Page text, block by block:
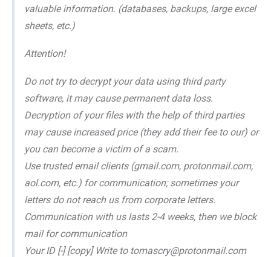
valuable information. (databases, backups, large excel
sheets, etc.)
Attention!
Do not try to decrypt your data using third party
software, it may cause permanent data loss.
Decryption of your files with the help of third parties
may cause increased price (they add their fee to our) or
you can become a victim of a scam.
Use trusted email clients (gmail.com, protonmail.com,
aol.com, etc.) for communication; sometimes your
letters do not reach us from corporate letters.
Communication with us lasts 2-4 weeks, then we block
mail for communication
Your ID [-] [copy] Write to tomascry@protonmail.com